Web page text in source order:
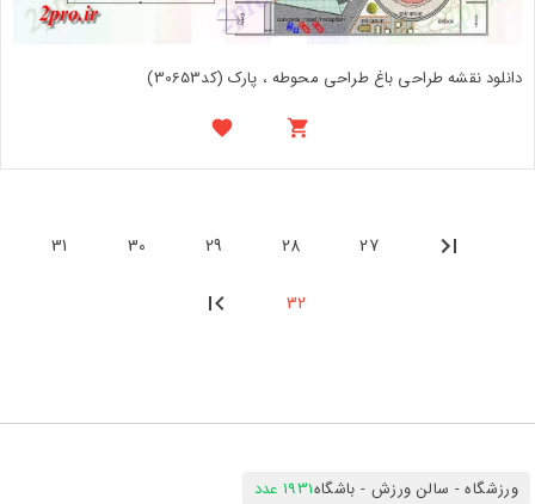
دانلود نقشه طراحی باغ طراحی محوطه ، پارک (کد30653)
27
28
29
30
31
32
ورزشگاه - سالن ورزش - باشگاه1931 عدد